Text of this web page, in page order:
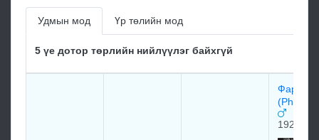
Удмын мод Үр төлийн мод
5 үе дотор төрлийн нийлүүлэг байхгүй
Фарос
1920